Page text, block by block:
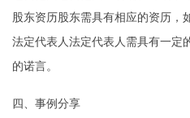
股东资历股东需具有相应的资历，
法定代表人法定代表人需具有一定
的诺言。
四、事例分享